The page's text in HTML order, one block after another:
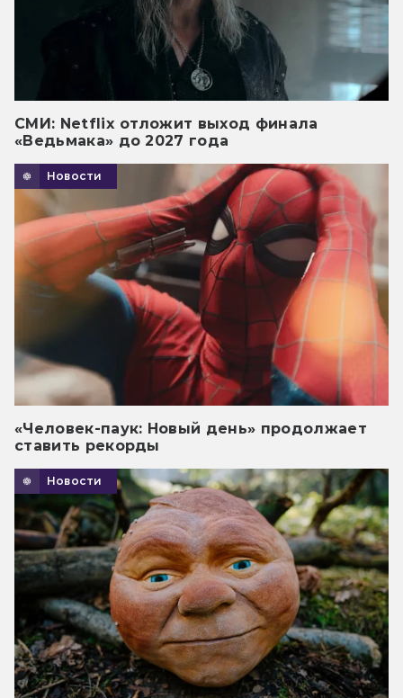
СМИ: Netflix отложит выход финала
«Ведьмака» до 2027 года
Новости
«Человек-паук: Новый день» продолжает
ставить рекорды
Новости